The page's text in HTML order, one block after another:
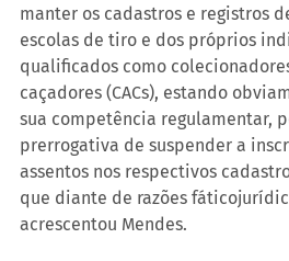
manter os cadastros e registros
escolas de tiro e dos próprios
qualificados como
caçadores (CACs), estando
sua competência regulamentar,
prerrogativa de suspender a
assentos nos respectivos
que diante de razões
acrescentou Mendes.